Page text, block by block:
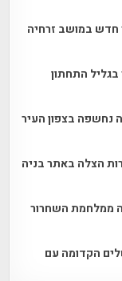
חדש במושב זרחיה
התחתון
שומרונית מפוארת בת 1,600 שנה נחשפה בצפון העיר
התגלו בחפירות הצלה באתר בניה
ממלחמת השחרור
הקדומה עם